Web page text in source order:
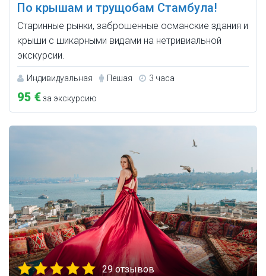
По крышам и трущобам Стамбула!
Старинные рынки, заброшенные османские здания и
крыши с шикарными видами на нетривиальной
экскурсии.
Индивидуальная Пешая 3 часа
95 €за экскурсию
29 отзывов